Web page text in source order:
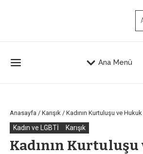
Ana Menü
Anasayfa / Karışık / Kadının Kurtuluşu ve Hukuk
Kadın ve LGBTİ Karışık
Kadının